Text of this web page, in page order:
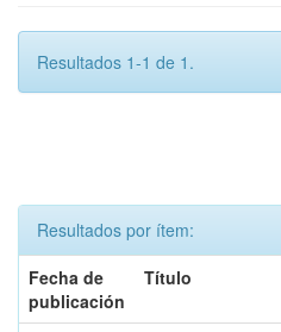
Resultados 1-1 de 1.
Resultados por ítem:
Fecha de
publicación
Título